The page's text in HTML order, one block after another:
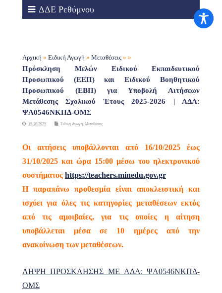
ΔΔΕ Ρεθύμνου
Αρχική » Ειδική Αγωγή » Μεταθέσεις» »
Πρόσκληση Μελών Ειδικού Εκπαιδευτικού
Προσωπικού (ΕΕΠ) και Ειδικού Βοηθητικού
Προσωπικού (ΕΒΠ) για Υποβολή Αιτήσεων
Μετάθεσης Σχολικού Έτους 2025-2026 | ΑΔΑ:
ΨΑ0546ΝΚΠΔ-ΟΜΣ
15/10/2025 Ειδική Αγωγή, Μεταθέσεις
Οι αιτήσεις υποβάλλονται από 16/10/2025 έως
31/10/2025 και ώρα 15:00 μέσω του ηλεκτρονικού
συστήματος https://teachers.minedu.gov.gr
Η παραπάνω προθεσμία είναι αποκλειστική και
ισχύει για όλες τις κατηγορίες μεταθέσεων εκτός
από τις αμοιβαίες, για τις οποίες η αίτηση
υποβάλλεται μέσα σε 10 ημέρες από την
ανακοίνωση των μεταθέσεων.
ΛΗΨΗ ΠΡΟΣΚΛΗΣΗΣ ΜΕ ΑΔΑ: ΨΑ0546ΝΚΠΔ-
ΟΜΣ